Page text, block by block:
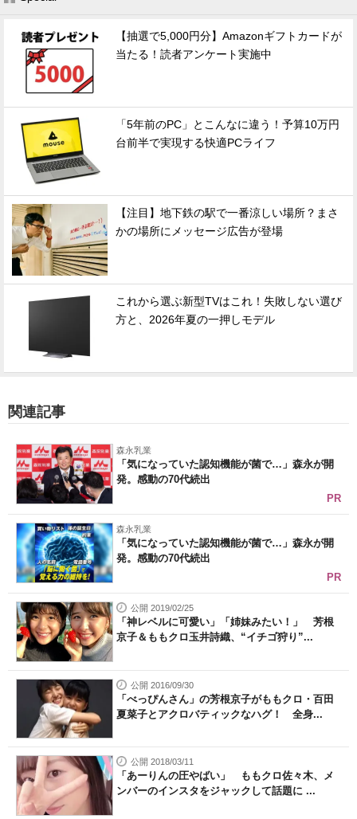
【抽選で5,000円分】Amazonギフトカードが
当たる！読者アンケート実施中
「5年前のPC」とこんなに違う！予算10万円
台前半で実現する快適PCライフ
【注目】地下鉄の駅で一番涼しい場所？まさ
かの場所にメッセージ広告が登場
これから選ぶ新型TVはこれ！失敗しない選び
方と、2026年夏の一押しモデル
関連記事
森永乳業
「気になっていた認知機能が菌で…」森永が開
発。感動の70代続出
PR
森永乳業
「気になっていた認知機能が菌で…」森永が開
発。感動の70代続出
PR
公開 2019/02/25
「神レベルに可愛い」「姉妹みたい！」 芳根
京子＆ももクロ玉井詩織、“イチゴ狩り”...
公開 2016/09/30
「べっぴんさん」の芳根京子がももクロ・百田
夏菜子とアクロバティックなハグ！ 全身...
公開 2018/03/11
「あーりんの圧やばい」 ももクロ佐々木、メ
ンバーのインスタをジャックして話題に ...